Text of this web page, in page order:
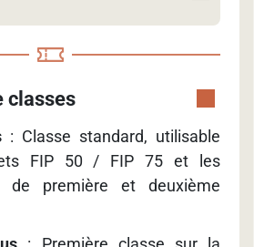
classes
: Classe standard, utilisable
FIP 50 / FIP 75 et les
de première et deuxième